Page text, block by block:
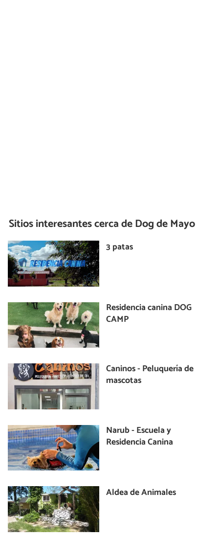
Sitios interesantes cerca deDog de Mayo
3 patas
Residencia canina DOG
CAMP
Caninos - Peluquería de
mascotas
Narub - Escuela y
Residencia Canina
Aldea de Animales